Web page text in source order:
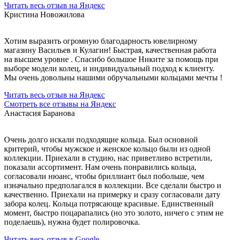
Читать весь отзыв на Яндекс
Кристина Новожилова
Хотим выразить огромную благодарность ювелирному
магазину Васильев и Кулагин! Быстрая, качественная работа
на высшем уровне . Спасибо большое Никите за помощь при
выборе модели колец, и индивидуальный подход к клиенту.
Мы очень довольны нашими обручальными кольцами мечты !
Читать весь отзыв на Яндекс
Смотреть все отзывы на Яндекс
Анастасия Баранова
Очень долго искали подходящие кольца. Был основной
критерий, чтобы мужское и женское кольцо были из одной
коллекции. Приехали в студию, нас приветливо встретили,
показали ассортимент. Нам очень понравились кольца,
согласовали нюанс, чтобы бриллиант был побольше, чем
изначально предполагался в коллекции. Все сделали быстро и
качественно. Приехали на примерку и сразу согласовали дату
забора колец. Кольца потрясающе красивые. Единственный
момент, быстро поцарапались (но это золото, ничего с этим не
поделаешь), нужна будет полировочка.